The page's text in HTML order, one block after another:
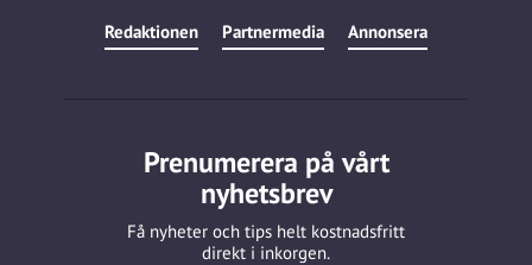
Redaktionen Partnermedia Annonsera
Prenumerera på vårt
nyhetsbrev
Få nyheter och tips helt kostnadsfritt
direkt i inkorgen.